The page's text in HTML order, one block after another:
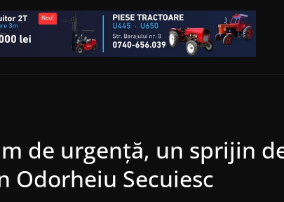
de urgenţă, un sprijin
Odorheiu Secuiesc